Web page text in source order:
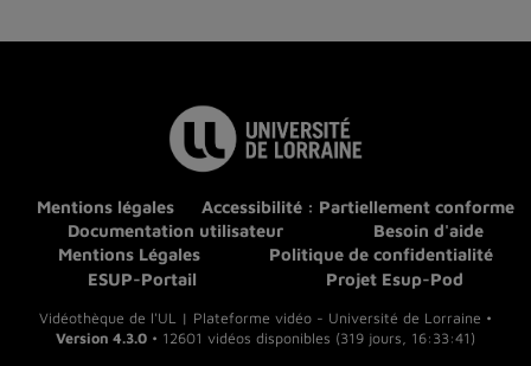
Mentions légales
Accessibilité : Partiellement conforme
Documentation utilisateur
Besoin d'aide
Mentions Légales
Politique de confidentialité
ESUP-Portail
Projet Esup-Pod
Vidéothèque de l'UL | Plateforme vidéo - Université de Lorraine •
Version 4.3.0 • 12601 vidéos disponibles (319 jours, 16:33:41)